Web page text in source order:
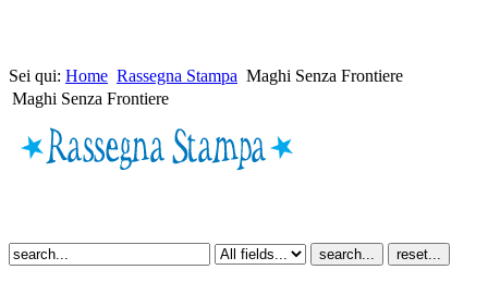
Sei qui: Home Rassegna Stampa Maghi Senza Frontiere
Maghi Senza Frontiere